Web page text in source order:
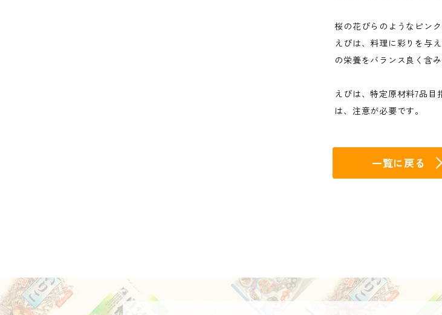
桜の花びらのようなピン
えびは、料理に彩りを与
の栄養をバランス良く含
えびは、特定原材料7品
は、注意が必要です。
一覧に戻る